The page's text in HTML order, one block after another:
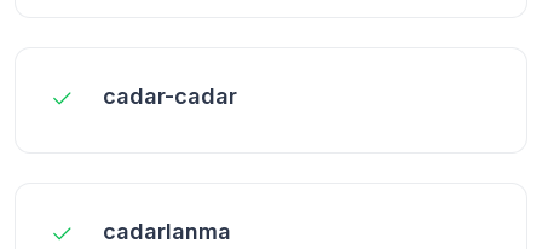
cadar-cadar
cadarlanma